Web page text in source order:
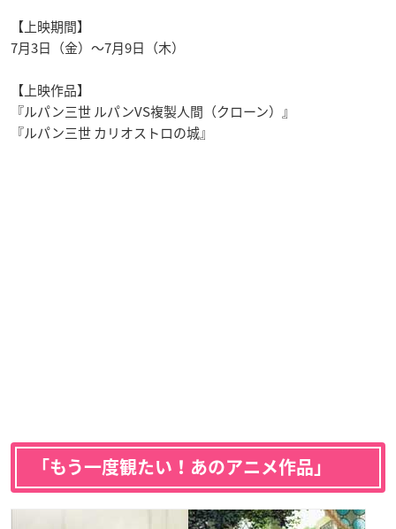
【上映期間】
7月3日（金）～7月9日（木）
【上映作品】
『ルパン三世 ルパンVS複製人間（クローン）』
『ルパン三世 カリオストロの城』
「もう一度観たい！あのアニメ作品」